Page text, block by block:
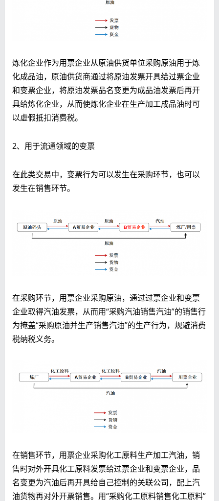
炼化企业作为用票企业从原油供货单位采购原油用于炼
化成品油，原油供货商通过将原油发票开具给过票企业
和变票企业，将原油发票品名变更为成品油发票后再开
具给炼化企业，从而使炼化企业在生产加工成品油时可
以虚假抵扣消费税。
2、用于流通领域的变票
在此类交易中，变票行为可以发生在采购环节，也可以
发生在销售环节。
在采购环节，用票企业采购原油，通过过票企业和变票
企业取得汽油发票，从而用“采购汽油销售汽油”的销售行
为掩盖“采购原油并生产销售汽油”的生产行为，规避消费
税纳税义务。
在销售环节，用票企业采购化工原料生产加工汽油，销
售时对外开具化工原料发票给过票企业和变票企业，品
名变更为汽油后再开具给自己控制的关联公司，配上汽
油货物再对外开票销售。用“采购化工原料销售化工原料”